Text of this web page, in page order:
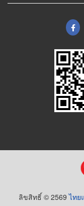
ลิขสิทธิ์ © 2569ไทย